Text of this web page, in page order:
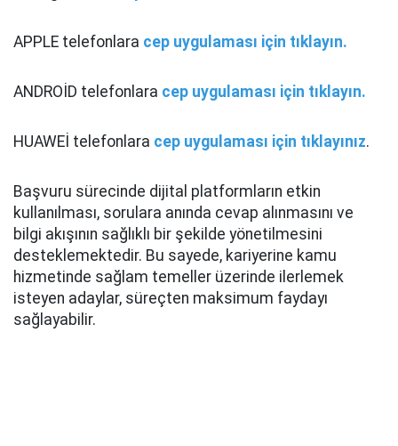
APPLE telefonlara cep uygulaması için tıklayın.
ANDROİD telefonlara cep uygulaması için tıklayın.
HUAWEİ telefonlara cep uygulaması için tıklayınız.
Başvuru sürecinde dijital platformların etkin
kullanılması, sorulara anında cevap alınmasını ve
bilgi akışının sağlıklı bir şekilde yönetilmesini
desteklemektedir. Bu sayede, kariyerine kamu
hizmetinde sağlam temeller üzerinde ilerlemek
isteyen adaylar, süreçten maksimum faydayı
sağlayabilir.